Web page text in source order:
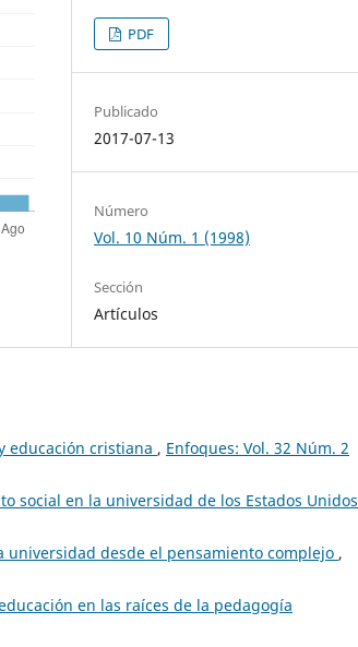
PDF
Publicado
2017-07-13
Número
Vol. 10 Núm. 1 (1998)
Sección
Artículos
educación cristiana , Enfoques: Vol. 32 Núm. 2
social en la universidad de los Estados Unidos
desde el pensamiento complejo ,
en las raíces de la pedagogía